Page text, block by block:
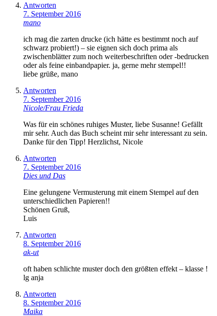
Antworten
7. September 2016
mano
ich mag die zarten drucke (ich hätte es bestimmt noch auf
schwarz probiert!) – sie eignen sich doch prima als
zwischenblätter zum noch weiterbeschriften oder -bedrucken
oder als feine einbandpapier. ja, gerne mehr stempel!!
liebe grüße, mano
Antworten
7. September 2016
Nicole/Frau Frieda
Was für ein schönes ruhiges Muster, liebe Susanne! Gefällt
mir sehr. Auch das Buch scheint mir sehr interessant zu sein.
Danke für den Tipp! Herzlichst, Nicole
Antworten
7. September 2016
Dies und Das
Eine gelungene Vermusterung mit einem Stempel auf den
unterschiedlichen Papieren!!
Schönen Gruß,
Luis
Antworten
8. September 2016
ak-ut
oft haben schlichte muster doch den größten effekt – klasse !
lg anja
Antworten
8. September 2016
Maika